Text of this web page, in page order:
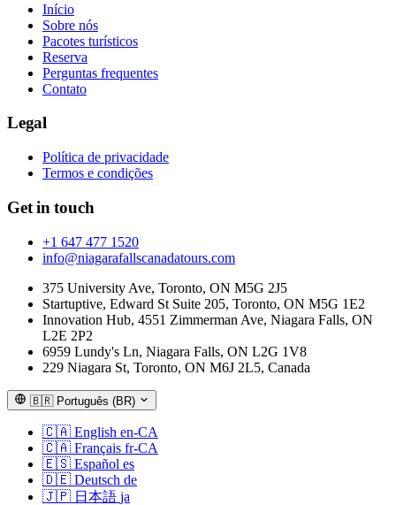
Início
Sobre nós
Pacotes turísticos
Reserva
Perguntas frequentes
Contato
Legal
Política de privacidade
Termos e condições
Get in touch
+1 647 477 1520
info@niagarafallscanadatours.com
375 University Ave, Toronto, ON M5G 2J5
Startuptive, Edward St Suite 205, Toronto, ON M5G 1E2
Innovation Hub, 4551 Zimmerman Ave, Niagara Falls, ON
L2E 2P2
6959 Lundy's Ln, Niagara Falls, ON L2G 1V8
229 Niagara St, Toronto, ON M6J 2L5, Canada
🇧🇷 Português (BR)
🇨🇦 English en-CA
🇨🇦 Français fr-CA
🇪🇸 Español es
🇩🇪 Deutsch de
🇯🇵 日本語 ja